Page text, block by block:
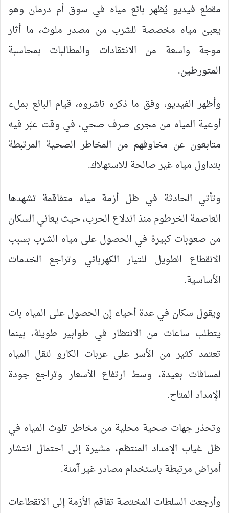
مقطع فيديو يُظهر بائع مياه في سوق أم درمان وهو
يعبئ مياه مخصصة للشرب من مصدر ملوث، ما أثار
موجة واسعة من الانتقادات والمطالبات بمحاسبة
المتورطين.
وأظهر الفيديو، وفق ما ذكره ناشروه، قيام البائع بملء
أوعية المياه من مجرى صرف صحي، في وقت عبّر فيه
متابعون عن مخاوفهم من المخاطر الصحية المرتبطة
بتداول مياه غير صالحة للاستهلاك.
وتأتي الحادثة في ظل أزمة مياه متفاقمة تشهدها
العاصمة الخرطوم منذ اندلاع الحرب، حيث يعاني السكان
من صعوبات كبيرة في الحصول على مياه الشرب بسبب
الانقطاع الطويل للتيار الكهربائي وتراجع الخدمات
الأساسية.
ويقول سكان في عدة أحياء إن الحصول على المياه بات
يتطلب ساعات من الانتظار في طوابير طويلة، بينما
تعتمد كثير من الأسر على عربات الكارو لنقل المياه
لمسافات بعيدة، وسط ارتفاع الأسعار وتراجع جودة
الإمداد المتاح.
وتحذر جهات صحية محلية من مخاطر تلوث المياه في
ظل غياب الإمداد المنتظم، مشيرة إلى احتمال انتشار
أمراض مرتبطة باستخدام مصادر غير آمنة.
وأرجعت السلطات المختصة تفاقم الأزمة إلى الانقطاعات